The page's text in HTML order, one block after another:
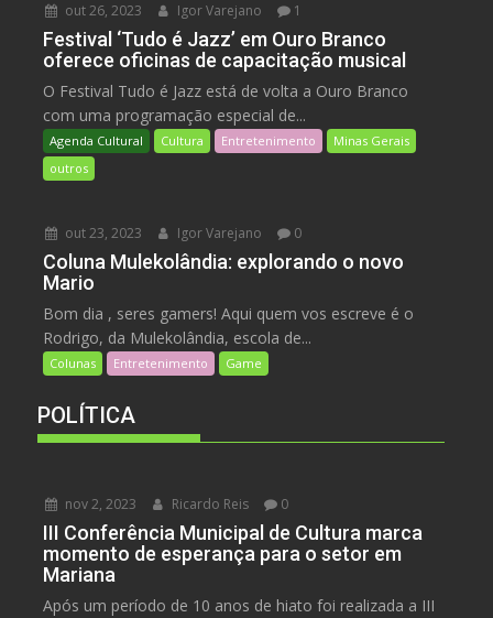
out 26, 2023 Igor Varejano 1
Festival ‘Tudo é Jazz’ em Ouro Branco
oferece oficinas de capacitação musical
O Festival Tudo é Jazz está de volta a Ouro Branco
com uma programação especial de...
Agenda Cultural Cultura Entretenimento
Minas Gerais
outros
out 23, 2023 Igor Varejano 0
Coluna Mulekolândia: explorando o novo
Mario
Bom dia , seres gamers! Aqui quem vos escreve é o
Rodrigo, da Mulekolândia, escola de...
Colunas Entretenimento Game
POLÍTICA
nov 2, 2023 Ricardo Reis 0
III Conferência Municipal de Cultura marca
momento de esperança para o setor em
Mariana
Após um período de 10 anos de hiato foi realizada a III